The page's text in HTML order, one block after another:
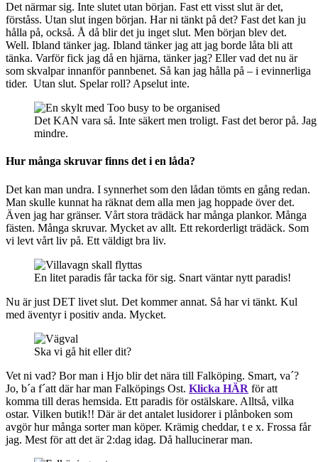
Det närmar sig. Inte slutet utan början. Fast ett visst slut är det,
förståss. Utan slut ingen början. Har ni tänkt på det? Fast det kan ju
hålla på, också. Å då blir det ju inget slut. Men början blev det.
Well. Ibland tänker jag. Ibland tänker jag att jag borde låta bli att
tänka. Varför fick jag då en hjärna, tänker jag? Eller vad det nu är
som skvalpar innanför pannbenet. Så kan jag hålla på – i evinnerliga
tider. Utan slut. Spelar roll? Apselut inte.
Det KAN vara så. Inte säkert men troligt. Fast det beror på.
mindre.
Hur många skruvar finns det i en låda?
Det kan man undra. I synnerhet som den lådan tömts en gång redan.
Man skulle kunnat ha räknat dem alla men jag hoppade över det.
Även jag har gränser. Vårt stora trädäck har många plankor. Många
fästen. Många skruvar. Mycket av allt. Ett rekorderligt trädäck. Som
vi levt vårt liv på. Ett väldigt bra liv.
En litet paradis får tacka för sig. Snart väntar nytt paradis!
Nu är just DET livet slut. Det kommer annat. Så har vi tänkt. Kul
med äventyr i positiv anda. Mycket.
Ska vi gå hit eller dit?
Vet ni vad? Bor man i Hjo blir det nära till Falköping. Smart, va´?
Jo, b´a f´att där har man Falköpings Ost. Klicka HÄR för att
komma till deras hemsida. Ett paradis för ostälskare. Alltså, vilka
ostar. Vilken butik!! Där är det antalet lusidorer i plånboken som
avgör hur många sorter man köper. Krämig cheddar, t e x. Frossa får
jag. Mest för att det är 2:dag idag. Då hallucinerar man.